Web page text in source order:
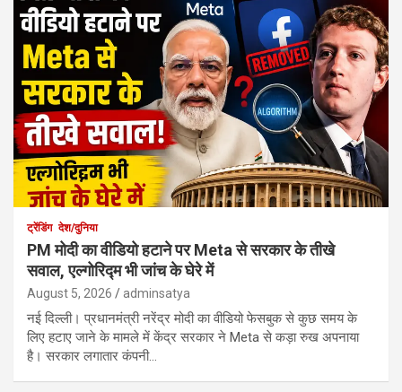
ट्रेंडिंग देश/दुनिया
PM मोदी का वीडियो हटाने पर Meta से सरकार के तीखे
सवाल, एल्गोरिद्म भी जांच के घेरे में
August 5, 2026 adminsatya
नई दिल्ली। प्रधानमंत्री नरेंद्र मोदी का वीडियो फेसबुक से कुछ समय के
लिए हटाए जाने के मामले में केंद्र सरकार ने Meta से कड़ा रुख अपनाया
है। सरकार लगातार कंपनी…